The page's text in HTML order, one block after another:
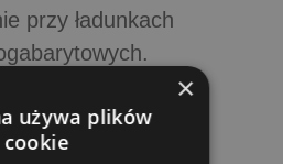
przy ładunkach
nadstawki
×
używa plików
cookie